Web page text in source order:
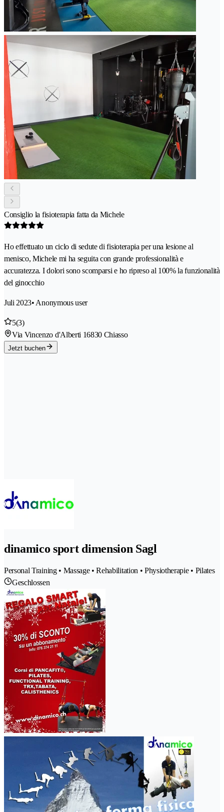
Consiglio la fisioterapia fatta da Michele
Ho effettuato un ciclo di sedute di fisioterapia per una lesione al
menisco, Michele mi ha seguita con grande professionalità e
accuratezza. I dolori sono scomparsi e ho ripreso al 100% la funzionalità
del ginocchio
Juli 2023• Anonymous user
5(3)
Via Vincenzo d'Alberti 16830 Chiasso
Jetzt buchen
dinamico sport dimension Sagl
Personal Training • Massage • Rehabilitation • Physiotherapie • Pilates
Geschlossen